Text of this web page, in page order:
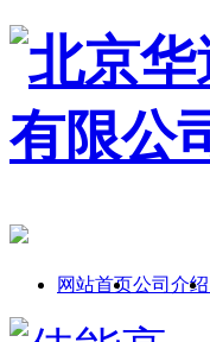
网站首页公司介绍